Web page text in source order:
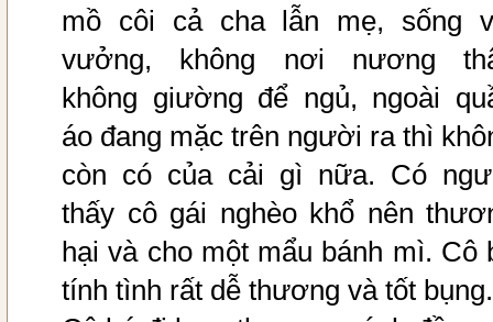
mồ côi cả cha lẫn mẹ, sống
vưởng, không nơi nương
không giường để ngủ, ngoài
áo đang mặc trên người ra thì
còn có của cải gì nữa. Có
thấy cô gái nghèo khổ nên
hại và cho một mẩu bánh mì. Cô
tính tình rất dễ thương và tốt bụng.